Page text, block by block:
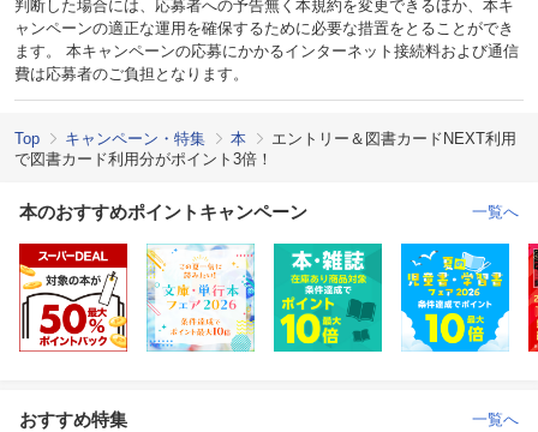
判断した場合には、応募者への予告無く本規約を変更できるほか、本キ
ャンペーンの適正な運用を確保するために必要な措置をとることができ
ます。 本キャンペーンの応募にかかるインターネット接続料および通信
費は応募者のご負担となります。
Top キャンペーン・特集 本
エントリー＆図書カードNEXT利用
で図書カード利用分がポイント3倍！
本のおすすめポイントキャンペーン 一覧へ
おすすめ特集 一覧へ